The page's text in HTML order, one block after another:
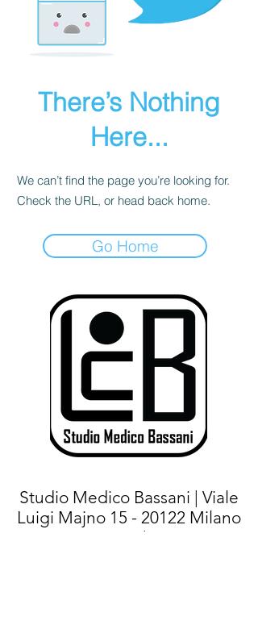
There’s Nothing
Here...
We can’t find the page you’re looking for.
Check the URL, or head back home.
Go Home
Studio Medico Bassani | Viale
Luigi Majno 15 - 20122 Milano
(MI) |